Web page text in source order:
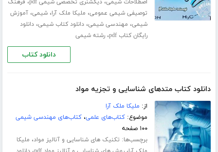
اصطلاحات شیمی،دیکشنری تخصصی شیمی pdf ، فرهنگ
توصیفی شیمی عمومی، ملیکا ملک آرا،شیمی،آموزش
شیمی، مهندسی شیمی،دانلود کتاب شیمی،دانلود
رایگان کتاب pdf
،رشته شیمی
دانلود کتاب
دانلود کتاب متدهای شناسایی و تجزیه مواد
از: ملیکا ملک آرا
موضوع:کتاب‌های علمی،کتاب‌های مهندسی شیمی
۱۰۰ صفحه
برچسب‌ها: تکنیک های شناسایی و آنالیز مواد، ملیکا